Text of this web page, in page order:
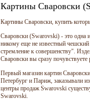
Картины Сваровски
Картины Сваровски, купить
Сваровски (Swarovski) - это одна
никому еще не известный чешский
стремление к совершенству".
Сваровски вы сразу почувствуете
Первый магазин картин
Петербург и Париж, заказывали
центры продаж Swarovski
Swarovski.